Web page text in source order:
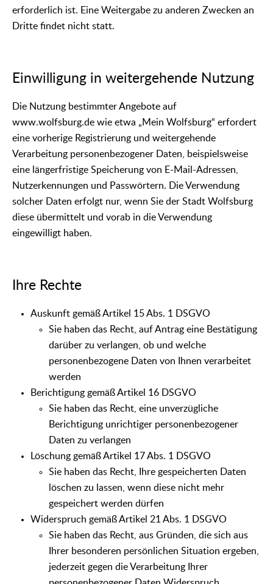
erforderlich ist. Eine Weitergabe zu anderen Zwecken an
Dritte findet nicht statt.
Einwilligung in weitergehende Nutzung
Die Nutzung bestimmter Angebote auf
www.wolfsburg.de wie etwa „Mein Wolfsburg“ erfordert
eine vorherige Registrierung und weitergehende
Verarbeitung personenbezogener Daten, beispielsweise
eine längerfristige Speicherung von E-Mail-Adressen,
Nutzerkennungen und Passwörtern. Die Verwendung
solcher Daten erfolgt nur, wenn Sie der Stadt Wolfsburg
diese übermittelt und vorab in die Verwendung
eingewilligt haben.
Ihre Rechte
Auskunft gemäß Artikel 15 Abs. 1 DSGVO
Sie haben das Recht, auf Antrag eine Bestätigung
darüber zu verlangen, ob und welche
personenbezogene Daten von Ihnen verarbeitet
werden
Berichtigung gemäß Artikel 16 DSGVO
Sie haben das Recht, eine unverzügliche
Berichtigung unrichtiger personenbezogener
Daten zu verlangen
Löschung gemäß Artikel 17 Abs. 1 DSGVO
Sie haben das Recht, Ihre gespeicherten Daten
löschen zu lassen, wenn diese nicht mehr
gespeichert werden dürfen
Widerspruch gemäß Artikel 21 Abs. 1 DSGVO
Sie haben das Recht, aus Gründen, die sich aus
Ihrer besonderen persönlichen Situation ergeben,
jederzeit gegen die Verarbeitung Ihrer